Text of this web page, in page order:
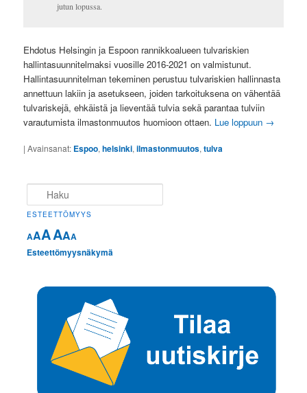
jutun lopussa.
Ehdotus Helsingin ja Espoon rannikkoalueen tulvariskien
hallintasuunnitelmaksi vuosille 2016-2021 on valmistunut.
Hallintasuunnitelman tekeminen perustuu tulvariskien hallinnasta
annettuun lakiin ja asetukseen, joiden tarkoituksena on vähentää
tulvariskejä, ehkäistä ja lieventää tulvia sekä parantaa tulviin
varautumista ilmastonmuutos huomioon ottaen. Lue loppuun →
|Avainsanat: Espoo,helsinki,ilmastonmuutos,tulva
ESTEETTÖMYYS
AAAAAA
Esteettömyysnäkymä